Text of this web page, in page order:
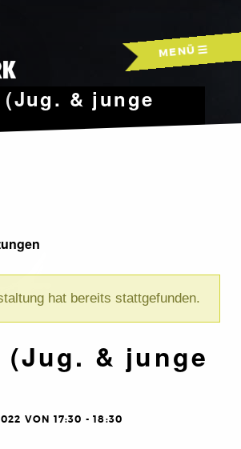
MENÜ
& junge
hat bereits stattgefunden.
& junge
VON 17:30 -18:30